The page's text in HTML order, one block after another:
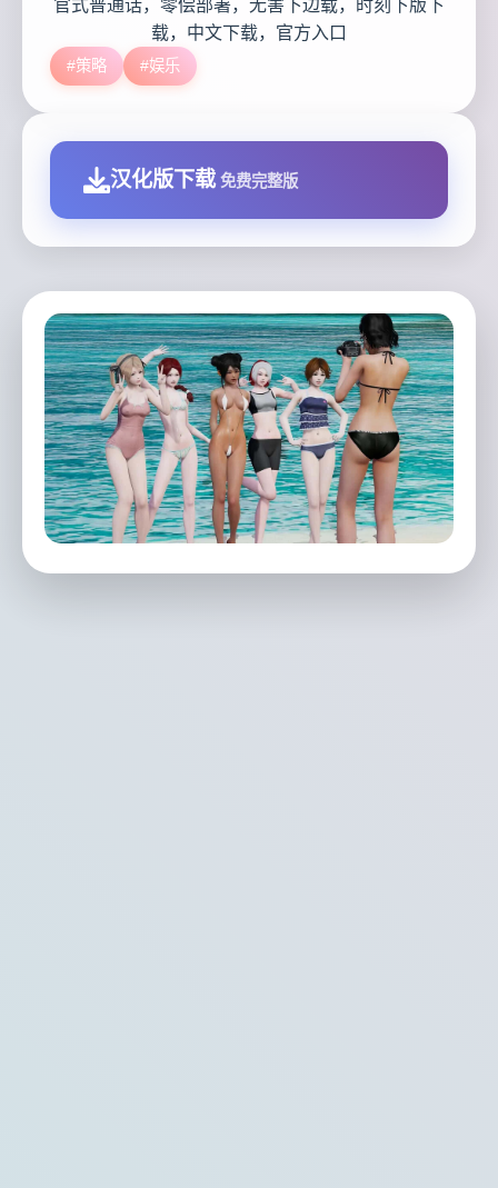
官式普通话，零偿部署，无害下边载，时刻下版下
载，中文下载，官方入口
#策略 #娱乐
汉化版下载 免费完整版